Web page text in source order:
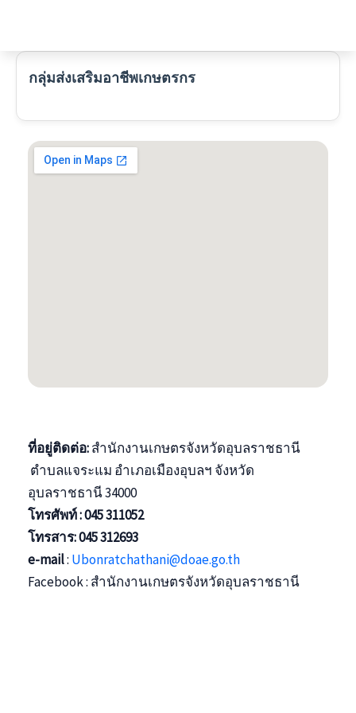
content
กลุ่มส่งเสริมอาชีพเกษตรกร
ที่อยู่ติดต่อ:สำนักงานเกษตรจังหวัดอุบลราชธานี
ตำบลแจระแม อำเภอเมืองอุบลฯ จังหวัด
อุบลราชธานี 34000
โทรศัพท์ : 045 311052
โทรสาร:045 312693
e-mail: Ubonratchathani@doae.go.th
Facebook : สำนักงานเกษตรจังหวัดอุบลราชธานี